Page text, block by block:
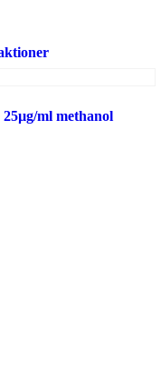
ml methanol